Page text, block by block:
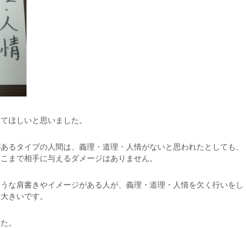
ほしいと思いました。
るタイプの人間は、義理・道理・人情がないと思われたとしても、
まで相手に与えるダメージはありません。
な肩書きやイメージがある人が、義理・道理・人情を欠く行いをし
きいです。
。